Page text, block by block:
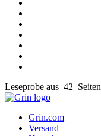
Leseprobe aus 42 Seiten
Grin.com
Versand